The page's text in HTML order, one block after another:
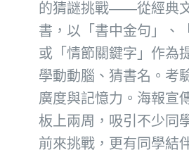
的猜謎挑戰——從經典
書，以「書中金句」、
或「情節關鍵字」作為
學動動腦、猜書名。考
廣度與記憶力。海報宣
板上兩周，吸引不少同
前來挑戰，更有同學結